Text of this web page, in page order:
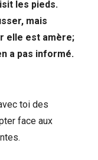
les pieds.
mais
elle est amère;
a pas informé.
toi des
face aux